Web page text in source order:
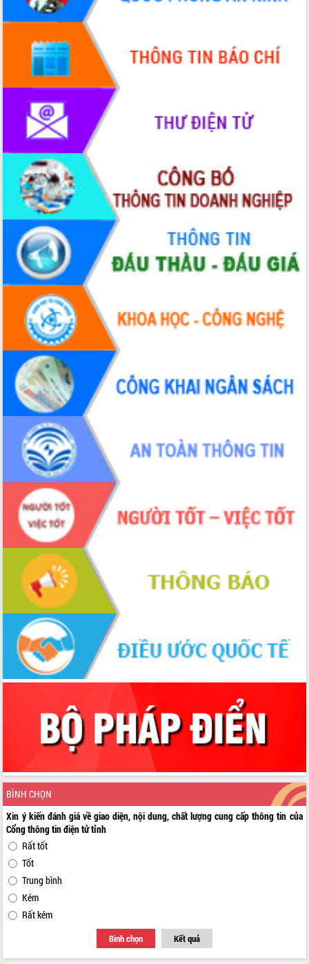
BÌNH CHỌN
Xin ý kiến đánh giá về giao diện, nội dung, chất lượng cung cấp thông tin của
Cổng thông tin điện tử tỉnh
Rất tốt
Tốt
Trung bình
Kém
Rất kém
Bình chọn Kết quả